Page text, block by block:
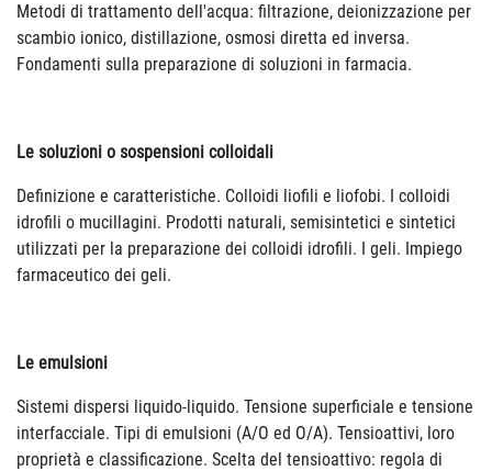
Metodi di trattamento dell'acqua: filtrazione, deionizzazione per
scambio ionico, distillazione, osmosi diretta ed inversa.
Fondamenti sulla preparazione di soluzioni in farmacia.
Le soluzioni o sospensioni colloidali
Definizione e caratteristiche. Colloidi liofili e liofobi. I colloidi
idrofili o mucillagini. Prodotti naturali, semisintetici e sintetici
utilizzati per la preparazione dei colloidi idrofili. I geli. Impiego
farmaceutico dei geli.
Le emulsioni
Sistemi dispersi liquido-liquido. Tensione superficiale e tensione
interfacciale. Tipi di emulsioni (A/O ed O/A). Tensioattivi, loro
proprietà e classificazione. Scelta del tensioattivo: regola di